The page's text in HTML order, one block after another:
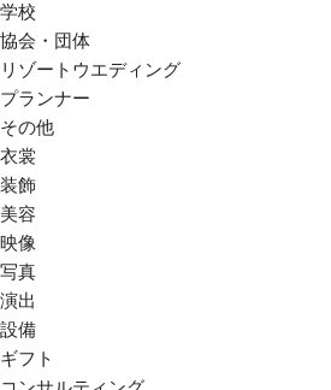
学校
協会・団体
リゾートウエディング
プランナー
その他
衣裳
装飾
美容
映像
写真
演出
設備
ギフト